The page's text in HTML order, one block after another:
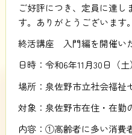
ご好評につき、定員に達し
す。ありがとうございます。
終活講座 入門編を開催い
日時：令和6年11月30日（
場所：泉佐野市立社会福
対象：泉佐野市在住・在勤
内容：①高齢者に多い消費